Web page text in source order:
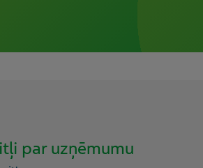
par uzņēmumu